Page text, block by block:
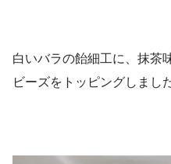
白いバラの飴細工に、抹茶
ビーズをトッピングしまし